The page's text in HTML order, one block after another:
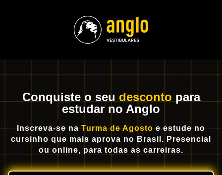
Conquiste o seu desconto para
estudar no Anglo
Inscreva-se naTurma de Agostoe estude no
cursinho que mais aprova no Brasil. Presencial
ou online, para todas as carreiras.